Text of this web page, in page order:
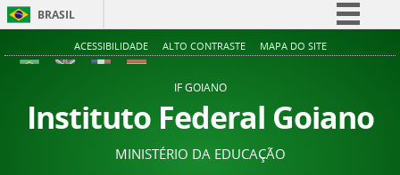
BRASIL
Simplifique!
Acesso à informação
Legislação
ACESSIBILIDADE ALTO CONTRASTE MAPA DO SITE
IF GOIANO
Instituto Federal Goiano
MINISTÉRIO DA EDUCAÇÃO